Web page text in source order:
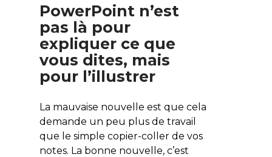
PowerPoint n’est
pas là pour
expliquer ce que
vous dites, mais
pour l’illustrer
La mauvaise nouvelle est que cela
demande un peu plus de travail
que le simple copier-coller de vos
notes. La bonne nouvelle, c’est